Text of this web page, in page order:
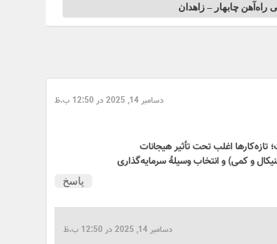
دسامبر 14, 2025 در 12:50 ب.ظ
اغلب تحت تأثیر هیجانات
و کمی) و انتخاب وسیلهٔ سرمایه‌گذاری
پاسخ
دسامبر 14, 2025 در 12:50 ب.ظ